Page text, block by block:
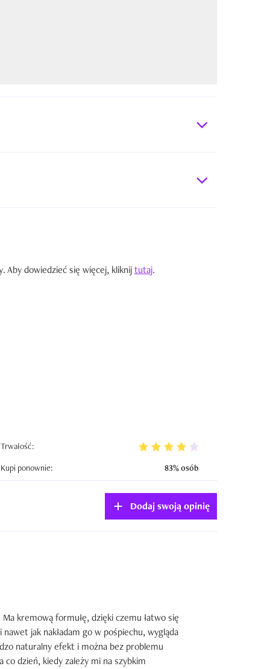
Aby dowiedzieć się więcej, kliknijtutaj.
Trwałość:
Kupi ponownie: 83% osób
Dodaj swoją opinię
kremową formułę, dzięki czemu łatwo się
jak nakładam go w pośpiechu, wygląda
naturalny efekt i można bez problemu
dzień, kiedy zależy mi na szybkim